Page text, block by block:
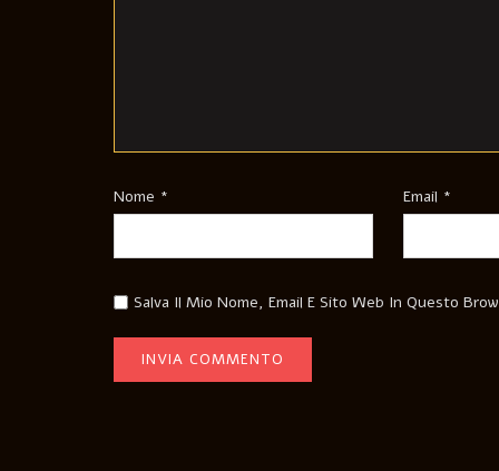
Nome * Email *
Salva Il Mio Nome, Email E Sito Web In Questo